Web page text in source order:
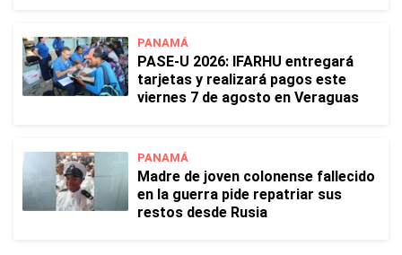
PANAMÁ
PASE-U 2026: IFARHU entregará
tarjetas y realizará pagos este
viernes 7 de agosto en Veraguas
PANAMÁ
Madre de joven colonense fallecido
en la guerra pide repatriar sus
restos desde Rusia